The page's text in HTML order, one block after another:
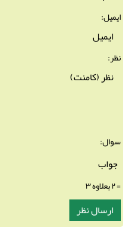
ایمیل:
نظر:
سوال: